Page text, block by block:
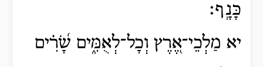
כָּנָֽף׃
יא מַלְכֵי־אֶ֭רֶץ וְכָל־לְאֻמִּ֑ים שָׂ֝רִ֗ים